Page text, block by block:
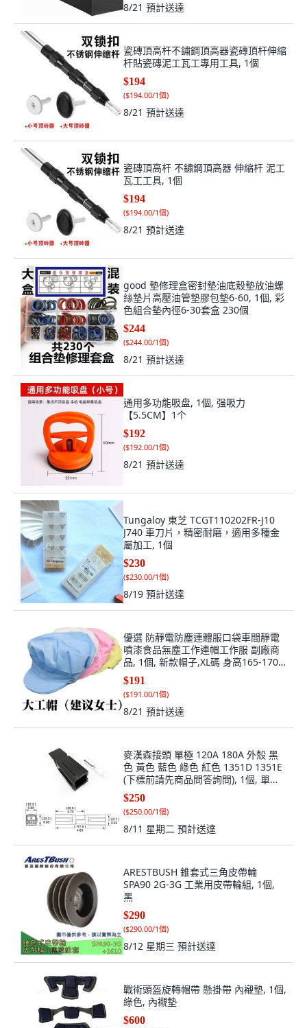
8/21 預計送達
瓷磚頂高杆不鏽鋼頂高器瓷磚頂杆伸縮
杆貼瓷磚泥工瓦工專用工具, 1個
$194
($194.00/1個)
8/21 預計送達
瓷磚頂高杆 不鏽鋼頂高器 伸縮杆 泥工
瓦工工具, 1個
$194
($194.00/1個)
8/21 預計送達
good 墊修理盒密封墊油底殼墊放油螺
絲墊片高壓油管墊膠包墊6-60, 1個, 彩
色組合墊內徑6-30套盒 230個
$244
($244.00/1個)
8/21 預計送達
通用多功能吸盘, 1個, 强吸力
【5.5CM】1个
$192
($192.00/1個)
8/21 預計送達
Tungaloy 東芝 TCGT110202FR-J10
J740 車刀片，精密耐磨，適用多種金
屬加工, 1個
$230
($230.00/1個)
8/19 預計送達
優選 防靜電防塵連體服口袋車間靜電
噴漆食品無塵工作連帽工作服 副廠商
品, 1個, 新款帽子,XL碼 身高165-170
體重65.0公
$191
($191.00/1個)
8/21 預計送達
麥漢森接頭 單極 120A 180A 外殼 黑
色 黃色 藍色 綠色 紅色 1351D 1351E
(下標前請先商品問答詢問), 1個, 單極
120A 外殼 黑色(請先商品問答詢問, 黑
色, 單極 120A
$250
($250.00/1個)
8/11 星期二 預計送達
ARESTBUSH 錐套式三角皮帶輪
SPA90 2G-3G 工業用皮帶輪組, 1個,
黑
$290
($290.00/1個)
8/12 星期三 預計送達
戰術頭盔旋轉帽帶 懸掛帶 內襯墊, 1個,
綠色, 內襯墊
$600